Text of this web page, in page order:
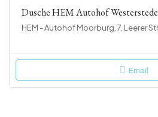
Dusche HEM Autohof Westerstede
Email